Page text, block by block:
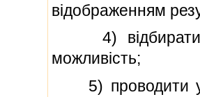
вiдображенням
4) вiдбирати
можливiсть;
5) проводити у